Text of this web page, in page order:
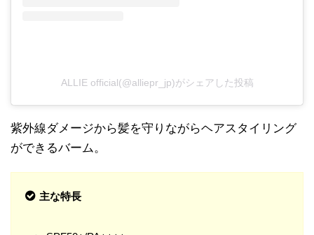
ALLIE official(@alliepr_jp)がシェアした投稿
紫外線ダメージから髪を守りながらヘアスタイリング
ができるバーム。
主な特長